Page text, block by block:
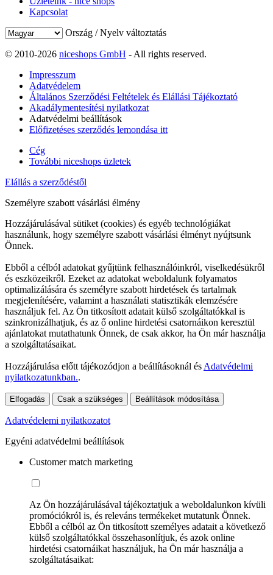
Kapcsolat
Ország / Nyelv változtatás
© 2010-2026 niceshops GmbH - All rights reserved.
Impresszum
Adatvédelem
Általános Szerződési Feltételek és Elállási Tájékoztató
Akadálymentesítési nyilatkozat
Adatvédelmi beállítások
Előfizetéses szerződés lemondása itt
Cég
További niceshops üzletek
Elállás a szerződéstől
Személyre szabott vásárlási élmény
Hozzájárulásával sütiket (cookies) és egyéb technológiákat
használunk, hogy személyre szabott vásárlási élményt nyújtsunk
Önnek.
Ebből a célból adatokat gyűjtünk felhasználóinkról, viselkedésükről
és eszközeikről. Ezeket az adatokat weboldalunk folyamatos
optimalizálására és személyre szabott hirdetések és tartalmak
megjelenítésére, valamint a használati statisztikák elemzésére
használjuk fel. Az Ön titkosított adatait külső szolgáltatókkal is
szinkronizálhatjuk, és az ő online hirdetési csatornáikon keresztül
ajánlatokat mutathatunk Önnek, de csak akkor, ha Ön már használja
a szolgáltatásaikat.
Hozzájárulása előtt tájékozódjon a beállításoknál ésAdatvédelmi
nyilatkozatunkban..
Elfogadás Csak a szükséges Beállítások módosítása
Adatvédelemi nyilatkozatot
Egyéni adatvédelmi beállítások
Customer match marketing
Az Ön hozzájárulásával tájékoztatjuk a weboldalunkon kívüli
promóciókról is, és releváns termékeket mutatunk Önnek.
Ebből a célból az Ön titkosított személyes adatait a következő
külső szolgáltatókkal összehasonlítjuk, és azok online
hirdetési csatornáikat használjuk, ha Ön már használja a
szolgáltatásaikat: